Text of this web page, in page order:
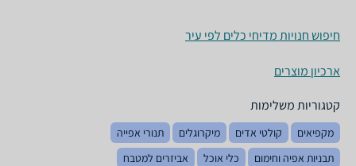
חיפוש חנויות מדיחי כלים לפי עיר
ארכיון מוצרים
קטגוריות משלימות
מקפיאים קולטי אדים מיקרוגלים
תנורי אפייה
תבניות אפיה וחימום
כלי אוכל אביזרים למטבח